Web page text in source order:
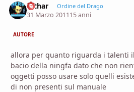
rathar Ordine del Drago
31 Marzo 201115 anni
AUTORE
allora per quanto riguarda i talenti
bacio della ningfa dato che non
oggetti posso usare solo quelli
di non presenti sul manuale